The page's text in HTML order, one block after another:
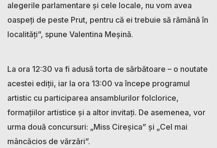
alegerile parlamentare și cele locale, nu vom avea
oaspeți de peste Prut, pentru că ei trebuie să rămână în
localități”, spune Valentina Meșină.
La ora 12:30 va fi adusă torta de sărbătoare – o noutate
acestei ediții, iar la ora 13:00 va începe programul
artistic cu participarea ansamblurilor folclorice,
formațiilor artistice și a altor invitați. De asemenea, vor
urma două concursuri: „Miss Cireșica” și „Cel mai
mâncăcios de vărzări”.